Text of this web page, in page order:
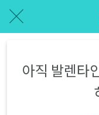
아직 발렌타